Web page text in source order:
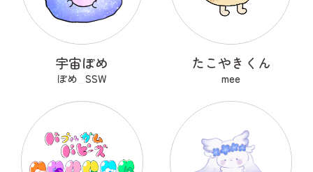
宇宙ぽめ
ぽめ_SSW
たこやきくん
mee